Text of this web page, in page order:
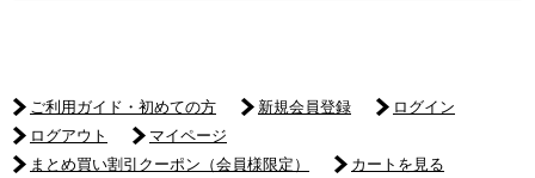
ご利用ガイド・初めての方 新規会員登録
ログイン
ログアウト
マイページ
まとめ買い割引クーポン（会員様限定）
カートを見る